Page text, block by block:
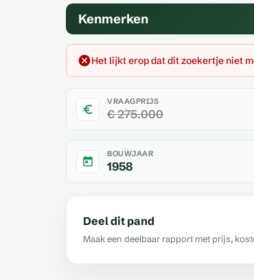
Kenmerken
Het lijkt erop dat dit zoekertje niet
VRAAGPRIJS
€ 275.000
BOUWJAAR
1958
Deel dit pand
Maak een deelbaar rapport met prijs,